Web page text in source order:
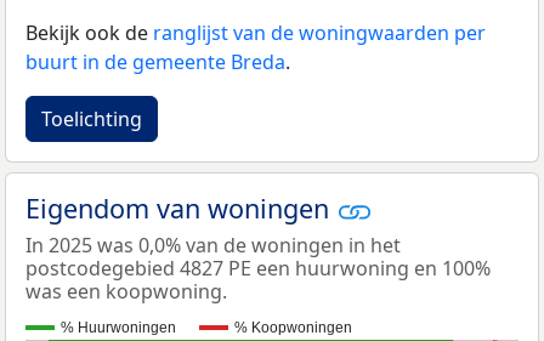
Bekijk ook de ranglijst van de woningwaarden per
buurt in de gemeente Breda.
Toelichting
Eigendom van woningen
In 2025 was 0,0% van de woningen in het
postcodegebied 4827 PE een huurwoning en 100%
was een koopwoning.
% Huurwoningen % Koopwoningen